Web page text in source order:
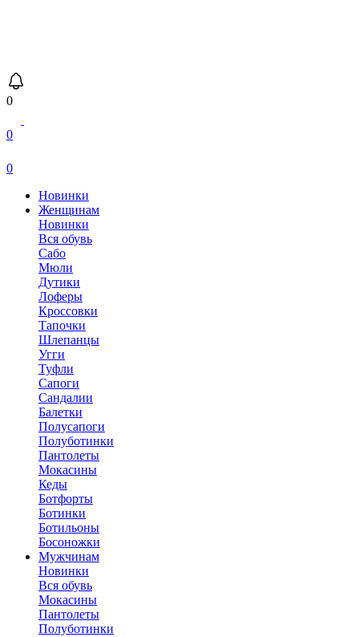
0
0
0
Новинки
Женщинам
Новинки
Вся обувь
Сабо
Мюли
Дутики
Лоферы
Кроссовки
Тапочки
Шлепанцы
Угги
Туфли
Сапоги
Сандалии
Балетки
Полусапоги
Полуботинки
Пантолеты
Мокасины
Кеды
Ботфорты
Ботинки
Ботильоны
Босоножки
Мужчинам
Новинки
Вся обувь
Мокасины
Пантолеты
Полуботинки